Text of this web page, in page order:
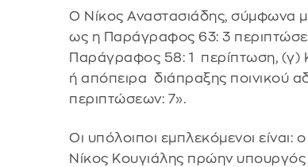
Ο Νίκος Αναστασιάδης, σύμφωνα
ως η Παράγραφος 63: 3
Παράγραφος 58: 1 περίπτωση, (γ)
ή απόπειρα διάπραξης ποινικού
περιπτώσεων: 7».
Οι υπόλοιποι εμπλεκόμενοι
Νίκος Κουγιάλης πρώην